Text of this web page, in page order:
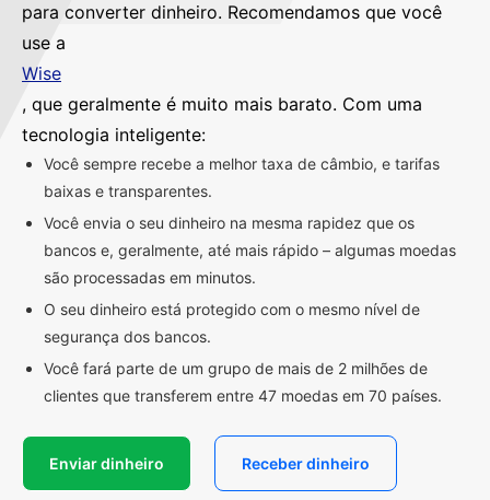
para converter dinheiro. Recomendamos que você
use a
Wise
, que geralmente é muito mais barato. Com uma
tecnologia inteligente:
Você sempre recebe a melhor taxa de câmbio, e tarifas
baixas e transparentes.
Você envia o seu dinheiro na mesma rapidez que os
bancos e, geralmente, até mais rápido – algumas moedas
são processadas em minutos.
O seu dinheiro está protegido com o mesmo nível de
segurança dos bancos.
Você fará parte de um grupo de mais de 2 milhões de
clientes que transferem entre 47 moedas em 70 países.
Enviar dinheiro Receber dinheiro